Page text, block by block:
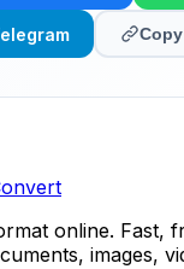
online. Fast,
images,